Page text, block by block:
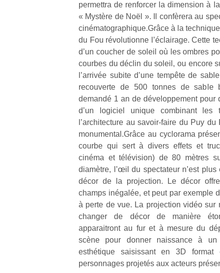
permettra de renforcer la dimension à
« Mystère de Noël ». Il confèrera au
cinématographique.Grâce à la
du Fou révolutionne l’éclairage. Cette
d’un coucher de soleil où les ombres
courbes du déclin du soleil, ou encore
l’arrivée subite d’une tempête de
recouverte de 500 tonnes de sable
demandé 1 an de développement pour
d’un logiciel unique combinant les
l’architecture au savoir-faire du Puy
monumental.Grâce au cyclorama
courbe qui sert à divers effets et
cinéma et télévision) de 80 mètres
diamètre, l’œil du spectateur n’est
décor de la projection. Le décor
champs inégalée, et peut par exemple
à perte de vue. La projection vidéo sur
changer de décor de manière
apparaitront au fur et à mesure du
scène pour donner naissance à
esthétique saisissant en 3D format
personnages projetés aux acteurs
à
…
NextGen,
une
nouvelle
trottinette
mécanique
Beeper
Les
enfants
Des
trampolines
pour les
grands et
les petits !
Durant les
estivales